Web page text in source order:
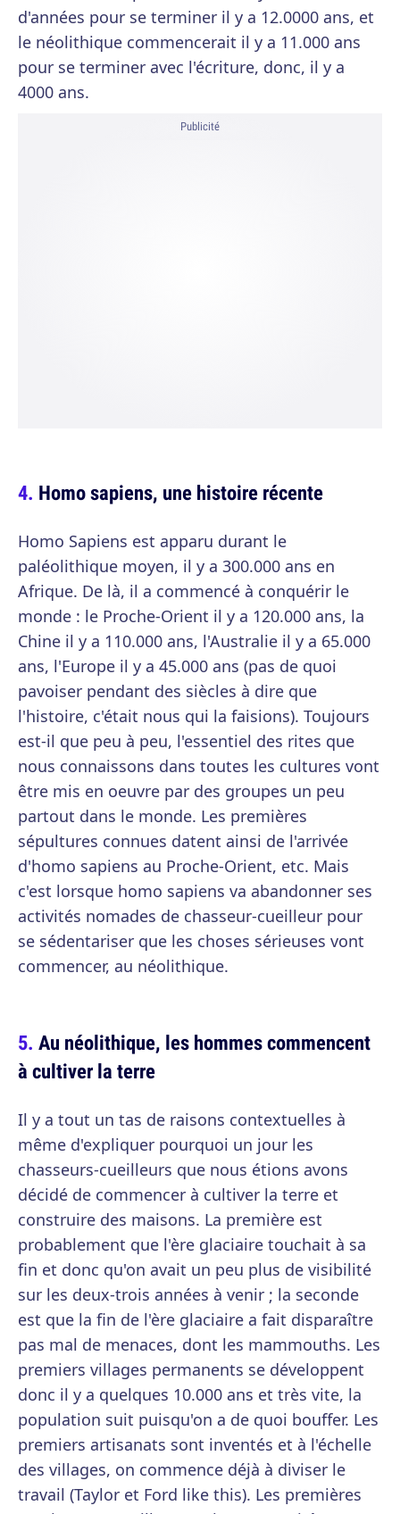
d'années pour se terminer il y a 12.0000 ans, et
le néolithique commencerait il y a 11.000 ans
pour se terminer avec l'écriture, donc, il y a
4000 ans.
Publicité
Homo sapiens, une histoire récente
Homo Sapiens est apparu durant le
paléolithique moyen, il y a 300.000 ans en
Afrique. De là, il a commencé à conquérir le
monde : le Proche-Orient il y a 120.000 ans, la
Chine il y a 110.000 ans, l'Australie il y a 65.000
ans, l'Europe il y a 45.000 ans (pas de quoi
pavoiser pendant des siècles à dire que
l'histoire, c'était nous qui la faisions). Toujours
est-il que peu à peu, l'essentiel des rites que
nous connaissons dans toutes les cultures vont
être mis en oeuvre par des groupes un peu
partout dans le monde. Les premières
sépultures connues datent ainsi de l'arrivée
d'homo sapiens au Proche-Orient, etc. Mais
c'est lorsque homo sapiens va abandonner ses
activités nomades de chasseur-cueilleur pour
se sédentariser que les choses sérieuses vont
commencer, au néolithique.
Au néolithique, les hommes commencent
à cultiver la terre
Il y a tout un tas de raisons contextuelles à
même d'expliquer pourquoi un jour les
chasseurs-cueilleurs que nous étions avons
décidé de commencer à cultiver la terre et
construire des maisons. La première est
probablement que l'ère glaciaire touchait à sa
fin et donc qu'on avait un peu plus de visibilité
sur les deux-trois années à venir ; la seconde
est que la fin de l'ère glaciaire a fait disparaître
pas mal de menaces, dont les mammouths. Les
premiers villages permanents se développent
donc il y a quelques 10.000 ans et très vite, la
population suit puisqu'on a de quoi bouffer. Les
premiers artisanats sont inventés et à l'échelle
des villages, on commence déjà à diviser le
travail (Taylor et Ford like this). Les premières